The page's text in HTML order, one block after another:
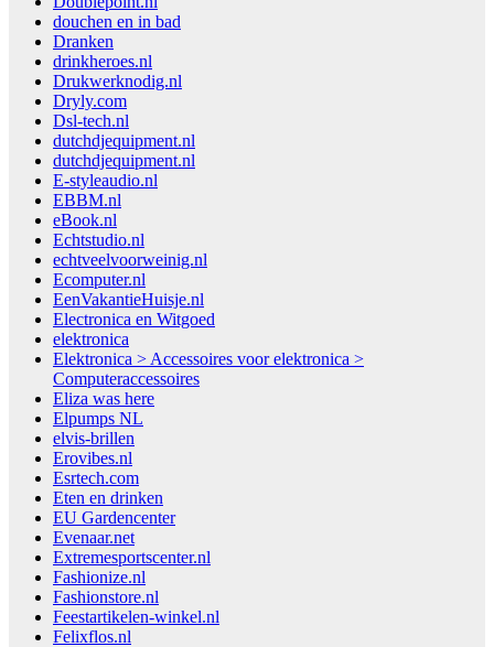
douchen en in bad
Dranken
drinkheroes.nl
Drukwerknodig.nl
Dryly.com
Dsl-tech.nl
dutchdjequipment.nl
dutchdjequipment.nl
E-styleaudio.nl
EBBM.nl
eBook.nl
Echtstudio.nl
echtveelvoorweinig.nl
Ecomputer.nl
EenVakantieHuisje.nl
Electronica en Witgoed
elektronica
Elektronica > Accessoires voor elektronica >
Computeraccessoires
Eliza was here
Elpumps NL
elvis-brillen
Erovibes.nl
Esrtech.com
Eten en drinken
EU Gardencenter
Evenaar.net
Extremesportscenter.nl
Fashionize.nl
Fashionstore.nl
Feestartikelen-winkel.nl
Felixflos.nl